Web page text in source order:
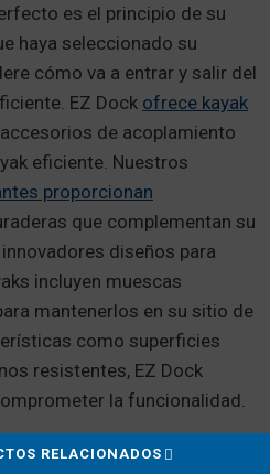
es el principio de su
haya seleccionado su
cómo va a entrar y salir del
EZ Dock ofrece kayak
de acoplamiento
eficiente. Nuestros
proporcionan
que complementan su
diseños para
incluyen muescas
mantenerlos en su sitio de
como superficies
resistentes, EZ Dock
la funcionalidad.
hoy mismo
RELACIONADOS